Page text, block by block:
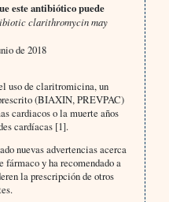
este antibiótico puede
clarithromycin may
de 2018
uso de claritromicina, un
(BIAXIN, PREVPAC)
cardiacos o la muerte años
cardíacas [1].
nuevas advertencias acerca
fármaco y ha recomendado a
la prescripción de otros